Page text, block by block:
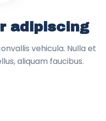
adipiscing
vehicula. Nulla et
aliquam faucibus.